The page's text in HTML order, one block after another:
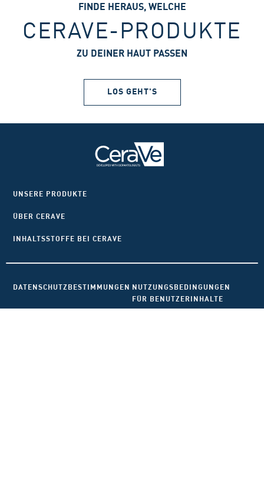
FINDE HERAUS, WELCHE
CERAVE-PRODUKTE
ZU DEINER HAUT PASSEN
LOS GEHT'S
UNSERE PRODUKTE
ÜBER CERAVE
INHALTSSTOFFE BEI CERAVE
DATENSCHUTZBESTIMMUNGEN NUTZUNGSBEDINGUNGEN
FÜR BENUTZERINHALTE